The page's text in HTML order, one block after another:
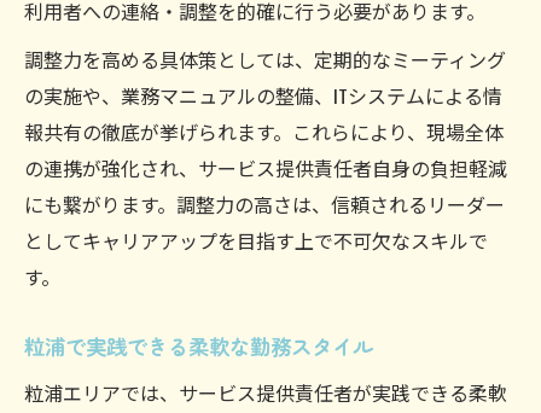
利用者への連絡・調整を的確に行う必要があります。
調整力を高める具体策としては、定期的なミーティング
の実施や、業務マニュアルの整備、ITシステムによる情
報共有の徹底が挙げられます。これらにより、現場全体
の連携が強化され、サービス提供責任者自身の負担軽減
にも繋がります。調整力の高さは、信頼されるリーダー
としてキャリアアップを目指す上で不可欠なスキルで
す。
粒浦で実践できる柔軟な勤務スタイル
粒浦エリアでは、サービス提供責任者が実践できる柔軟